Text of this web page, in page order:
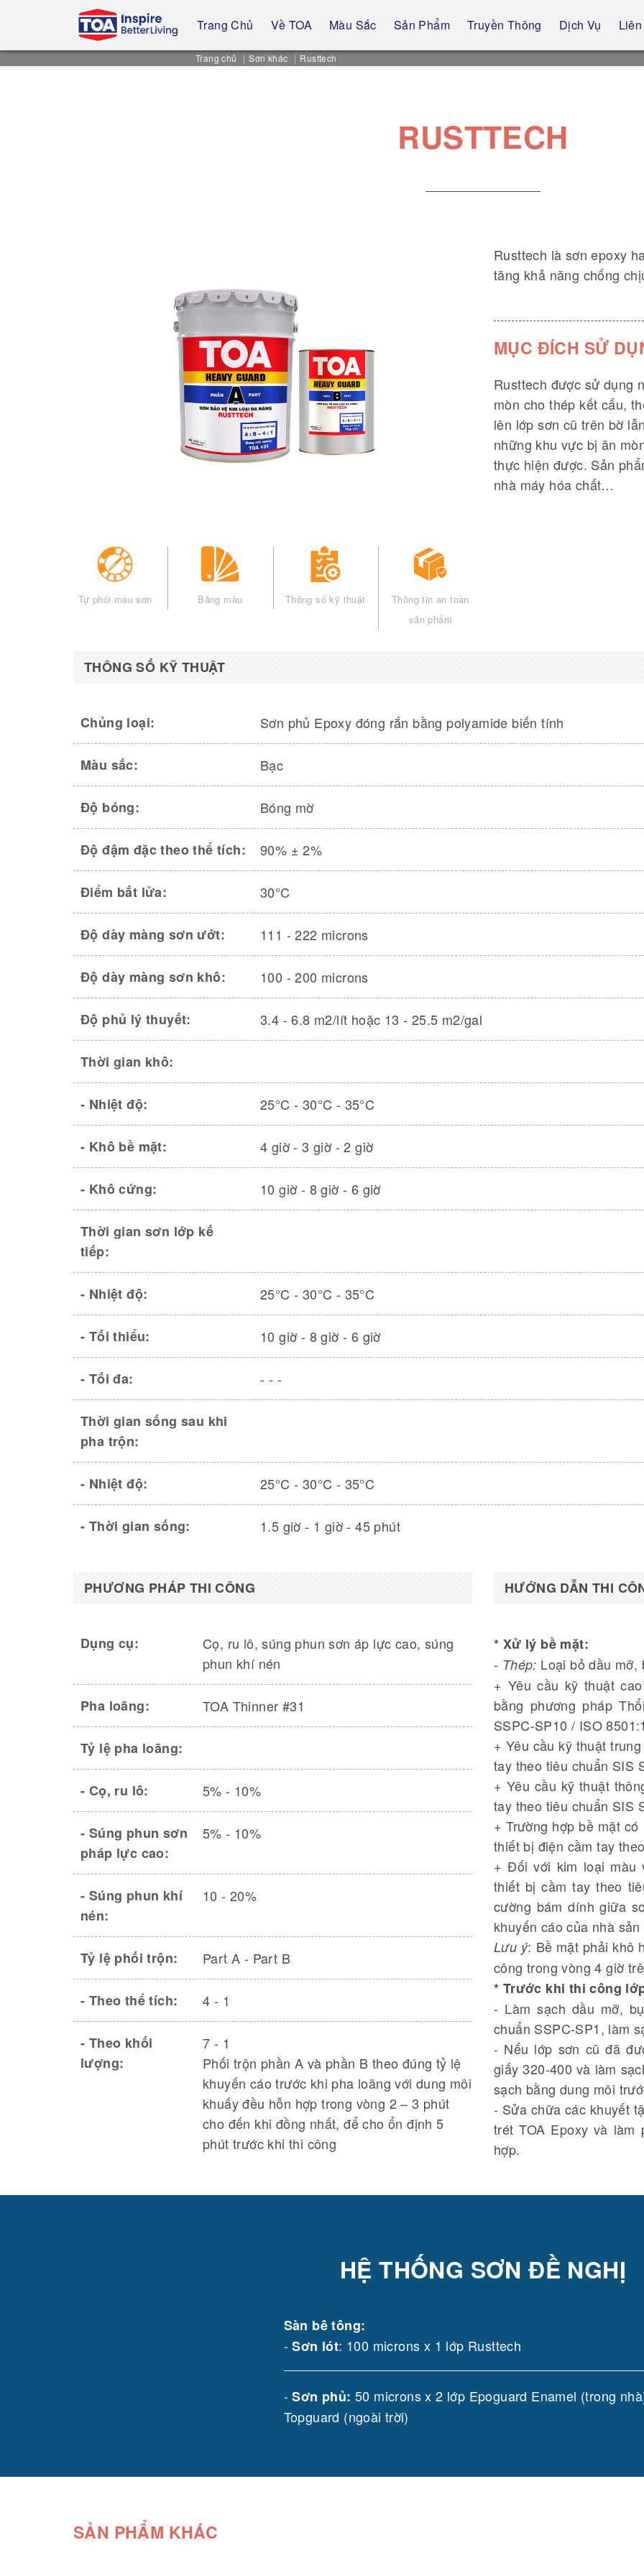
Trang Chủ Về TOA Màu Sắc Sản Phẩm Truyền Thông Dịch Vụ
Trang chủ Sơn khác Rusttech
RUSTTECH
Tự phối màu sơn Bảng màu Thông số kỹ thuật
Thông tin an toàn
sản phẩm
Rusttech là sơn epoxy
tăng khả năng chống
MỤC ĐÍCH SỬ
Rusttech được sử dụng
mòn cho thép kết cấu,
lên lớp sơn cũ trên bờ
những khu vực bị ăn
thực hiện được. Sản
nhà máy hóa chất…
THÔNG SỐ KỸ THUẬT
Chủng loại: Sơn phủ Epoxy đóng rắn bằng polyamide biến tính
Màu sắc: Bạc
Độ bóng: Bóng mờ
Độ đậm đặc theo thể tích: 90% ± 2%
Điểm bắt lửa: 30°C
Độ dày màng sơn ướt: 111 - 222 microns
Độ dày màng sơn khô: 100 - 200 microns
Độ phủ lý thuyết: 3.4 - 6.8 m2/lít hoặc 13 - 25.5 m2/gal
Thời gian khô:
- Nhiệt độ: 25°C - 30°C - 35°C
- Khô bề mặt: 4 giờ - 3 giờ - 2 giờ
- Khô cứng: 10 giờ - 8 giờ - 6 giờ
Thời gian sơn lớp kế
tiếp:
- Nhiệt độ: 25°C - 30°C - 35°C
- Tối thiểu: 10 giờ - 8 giờ - 6 giờ
- Tối đa: - - -
Thời gian sống sau khi
pha trộn:
- Nhiệt độ: 25°C - 30°C - 35°C
- Thời gian sống: 1.5 giờ - 1 giờ - 45 phút
PHƯƠNG PHÁP THI CÔNG
Dụng cụ:
Cọ, ru lô, súng phun sơn áp lực cao, súng
phun khí nén
Pha loãng: TOA Thinner #31
Tỷ lệ pha loãng:
- Cọ, ru lô: 5% - 10%
- Súng phun sơn
pháp lực cao:
5% - 10%
- Súng phun khí
nén:
10 - 20%
Tỷ lệ phối trộn: Part A - Part B
- Theo thể tích: 4 - 1
- Theo khối
lượng:
7 - 1
Phối trộn phần A và phần B theo đúng tỷ lệ
khuyến cáo trước khi pha loãng với dung môi
khuấy đều hỗn hợp trong vòng 2 – 3 phút
cho đến khi đồng nhất, để cho ổn định 5
phút trước khi thi công
HƯỚNG DẪN THI
* Xử lý bề mặt:
- Thép: Loại bỏ dầu mỡ,
+ Yêu cầu kỹ thuật
bằng phương pháp
SSPC-SP10 / ISO
+ Yêu cầu kỹ thuật
tay theo tiêu chuẩn SIS
+ Yêu cầu kỹ thuật
tay theo tiêu chuẩn SIS
+ Trường hợp bề mặt
thiết bị điện cầm tay
+ Đối với kim loại màu
thiết bị cầm tay theo
cường bám dính giữa
khuyến cáo của nhà
Lưu ý: Bề mặt phải khô
công trong vòng 4 giờ
* Trước khi thi công
- Làm sạch dầu mỡ,
chuẩn SSPC-SP1, làm
- Nếu lớp sơn cũ đã
giấy 320-400 và làm
sạch bằng dung môi
- Sửa chữa các khuyết
trét TOA Epoxy và làm
hợp.
HỆ THỐNG SƠN ĐỀ NGHỊ
Sàn bê tông:
-Sơn lót: 100 microns x 1 lớp Rusttech
-Sơn phủ: 50 microns x 2 lớp Epoguard Enamel (trong
Topguard (ngoài trời)
SẢN PHẨM KHÁC